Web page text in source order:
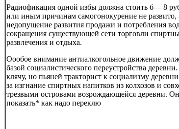
Радиофикация одной избы должна стоить б— 8
или иным причинам самогонокурение не
недопущение развития продажи и потребления
сокращения существующей сети торговли
развлечения и отдыха.
Оообое внимание антиалкогольное движение
базой социалистического переустройства
клячу, но пьяней тракторист к социализму
за изгнание спиртных напитков из колхозов и
трезвыми островами возрождающейся деревни.
показать* как надо переклю